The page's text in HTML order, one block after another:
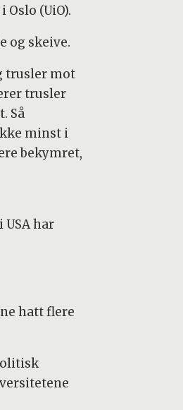
(UiO).
og skeive.
trusler mot
trusler
Så
minst i
bekymret,
har
hatt flere